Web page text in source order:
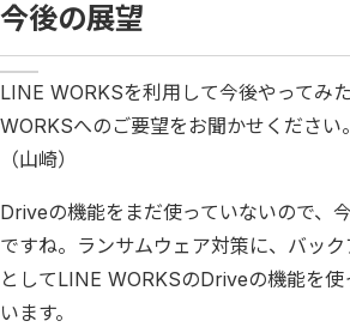
今後の展望
LINE WORKSを利用して今後やってみ
WORKSへのご要望をお聞かせください。
（山崎）
Driveの機能をまだ使っていないので、
ですね。ランサムウェア対策に、バッ
としてLINE WORKSのDriveの機能を使
います。